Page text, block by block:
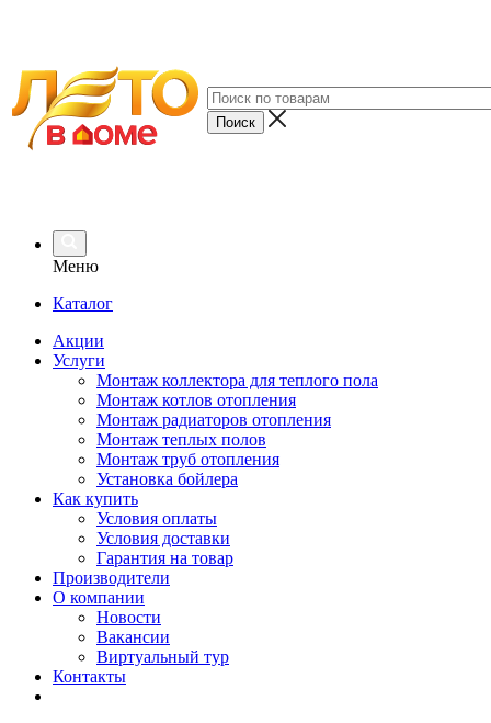
Меню
Каталог
Акции
Услуги
Монтаж коллектора для теплого пола
Монтаж котлов отопления
Монтаж радиаторов отопления
Монтаж теплых полов
Монтаж труб отопления
Установка бойлера
Как купить
Условия оплаты
Условия доставки
Гарантия на товар
Производители
О компании
Новости
Вакансии
Виртуальный тур
Контакты